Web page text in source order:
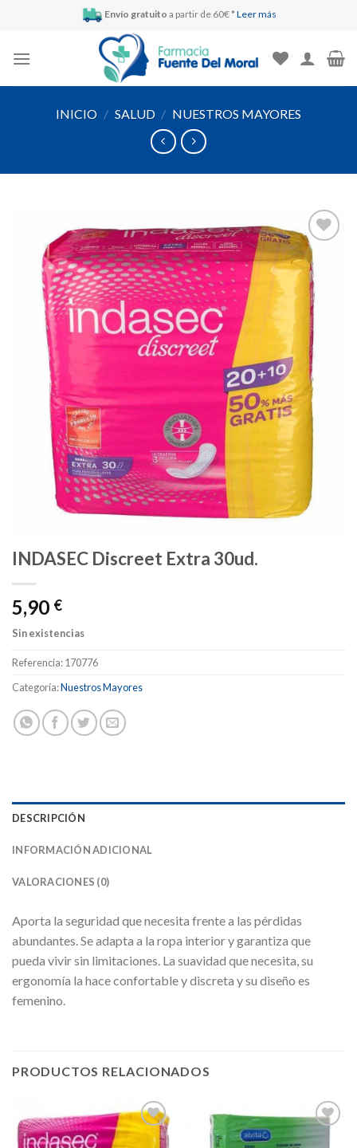
Envío gratuito a partir de 60€ * Leer más
INICIO / SALUD / NUESTROS MAYORES
Añadir
a la
lista de
deseos
INDASEC Discreet Extra 30ud.
5,90 €
Sin existencias
Referencia:170776
Categoría:Nuestros Mayores
DESCRIPCIÓN
INFORMACIÓN ADICIONAL
VALORACIONES (0)
Aporta la seguridad que necesita frente a las pérdidas
abundantes. Se adapta a la ropa interior y garantiza que
pueda vivir sin limitaciones. La suavidad que necesita, su
ergonomía la hace confortable y discreta y su diseño es
femenino.
PRODUCTOS RELACIONADOS